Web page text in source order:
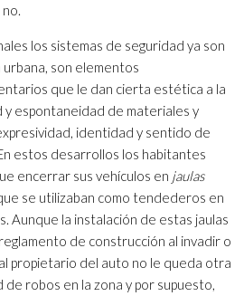
los sistemas de seguridad ya son
son elementos
que le dan cierta estética a la
y espontaneidad de materiales y
identidad y sentido de
estos desarrollos los habitantes
encerrar sus vehículos en jaulas
se utilizaban como tendederos en
Aunque la instalación de estas jaulas
de construcción al invadir o
propietario del auto no le queda otra
robos en la zona y por supuesto,